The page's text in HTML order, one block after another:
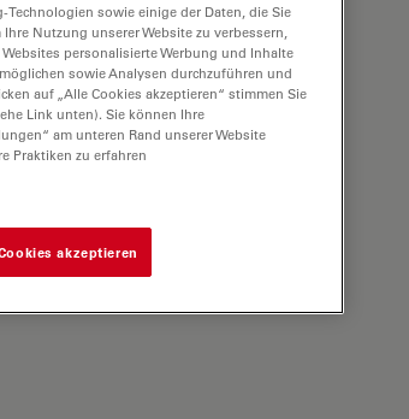
sowie einige der Daten, die Sie
Nutzung unserer Website zu verbessern,
personalisierte Werbung und Inhalte
sowie Analysen durchzuführen und
auf „Alle Cookies akzeptieren“ stimmen Sie
Link unten). Sie können Ihre
am unteren Rand unserer Website
Praktiken zu erfahren
akzeptieren